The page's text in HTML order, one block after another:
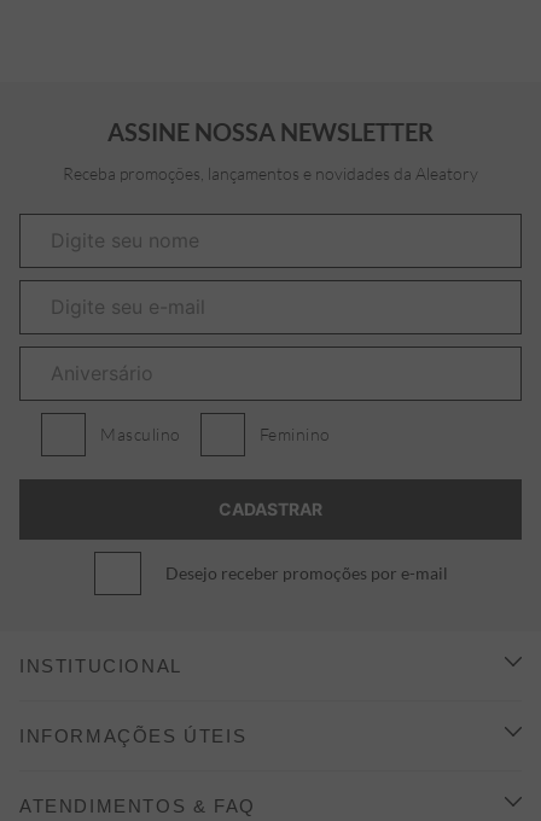
ASSINE NOSSA NEWSLETTER
Receba promoções, lançamentos e novidades da Aleatory
Masculino Feminino
Desejo receber promoções por e-mail
INSTITUCIONAL
CONHEÇA A ALEATORY
INFORMAÇÕES ÚTEIS
ATENDIMENTOS & FAQ